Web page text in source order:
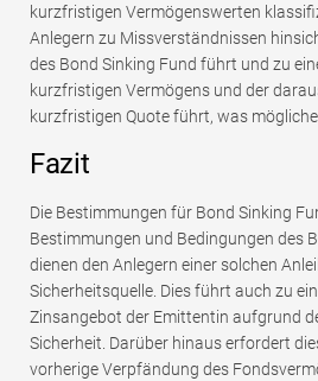
kurzfristigen Vermögenswerten
Anlegern zu Missverständnissen
des Bond Sinking Fund führt und zu
kurzfristigen Vermögens und der
kurzfristigen Quote führt, was
Fazit
Die Bestimmungen für Bond Sinking
Bestimmungen und Bedingungen des
dienen den Anlegern einer solchen
Sicherheitsquelle. Dies führt auch zu
Zinsangebot der Emittentin aufgrund
Sicherheit. Darüber hinaus erfordert
vorherige Verpfändung des